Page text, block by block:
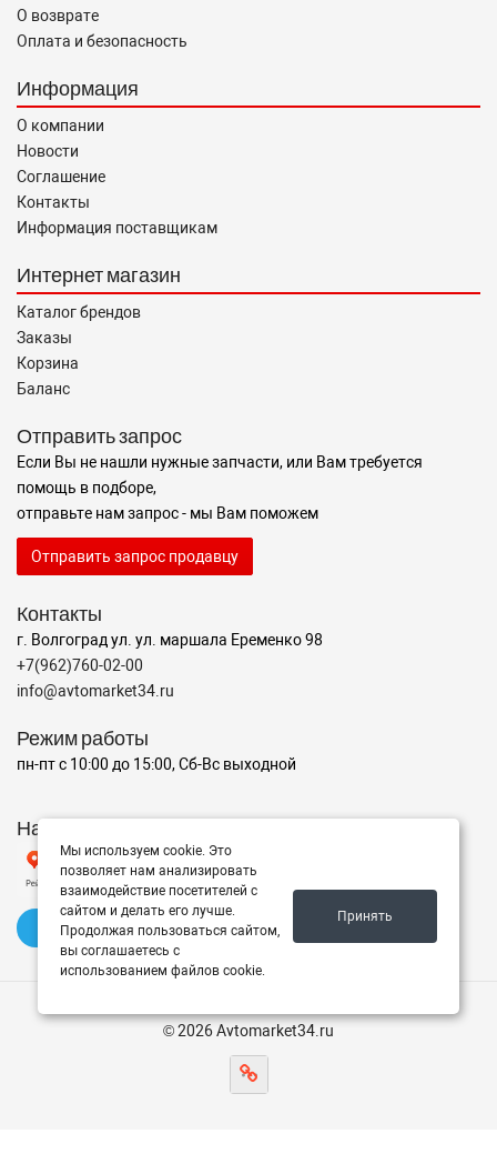
О возврате
Оплата и безопасность
Информация
О компании
Новости
Соглашение
Контакты
Информация поставщикам
Интернет магазин
Каталог брендов
Заказы
Корзина
Баланс
Отправить запрос
Если Вы не нашли нужные запчасти, или Вам требуется
помощь в подборе,
отправьте нам запрос - мы Вам поможем
Отправить запрос продавцу
Контакты
г. Волгоград ул. ул. маршала Еременко 98
+7(962)760-02-00
info@avtomarket34.ru
Режим работы
пн-пт с 10:00 до 15:00, Сб-Вс выходной
Наш рейтинг на Яндексе
✍️ Оставить отзыв
© 2026 Avtomarket34.ru
Мы используем cookie. Это
позволяет нам анализировать
взаимодействие посетителей с
сайтом и делать его лучше.
Продолжая пользоваться сайтом,
вы соглашаетесь с
использованием файлов cookie.
Принять